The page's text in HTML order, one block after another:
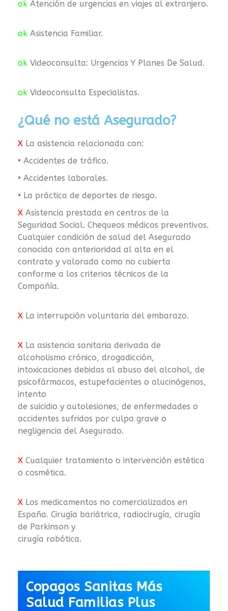
ok Atención de urgencias en viajes al extranjero.
ok Asistencia Familiar.
ok Videoconsulta: Urgencias Y Planes De Salud.
ok Videoconsulta Especialistas.
¿Qué no está Asegurado?
X La asistencia relacionada con:
• Accidentes de tráfico.
• Accidentes laborales.
• La práctica de deportes de riesgo.
X Asistencia prestada en centros de la
Seguridad Social. Chequeos médicos preventivos.
Cualquier condición de salud del Asegurado
conocida con anterioridad al alta en el
contrato y valorada como no cubierta
conforme a los criterios técnicos de la
Compañía.
X La interrupción voluntaria del embarazo.
X La asistencia sanitaria derivada de
alcoholismo crónico, drogadicción,
intoxicaciones debidas al abuso del alcohol, de
psicofármacos, estupefacientes o alucinógenos,
intento
de suicidio y autolesiones, de enfermedades o
accidentes sufridos por culpa grave o
negligencia del Asegurado.
X Cualquier tratamiento o intervención estética
o cosmética.
X Los medicamentos no comercializados en
España. Cirugía bariátrica, radiocirugía, cirugía
de Parkinson y
cirugía robótica.
Copagos Sanitas Más
Salud Familias Plus